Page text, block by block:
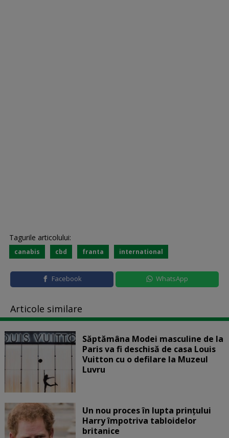
Tagurile articolului:
canabis cbd franta international
Facebook WhatsApp
Articole similare
Săptămâna Modei masculine de la
Paris va fi deschisă de casa Louis
Vuitton cu o defilare la Muzeul
Luvru
Un nou proces în lupta prinţului
Harry împotriva tabloidelor
britanice